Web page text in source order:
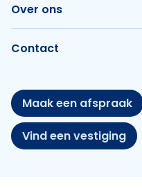
Over ons
Contact
Maak een afspraak
Vind een vestiging